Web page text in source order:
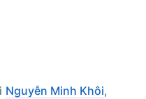
Nguyễn Minh Khôi,